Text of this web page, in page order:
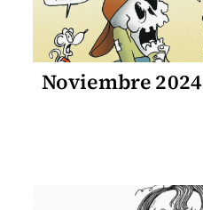
Noviembre 2024